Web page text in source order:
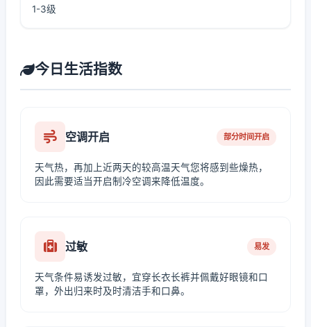
1-3级
今日生活指数
空调开启 部分时间开启
天气热，再加上近两天的较高温天气您将感到些燥热，
因此需要适当开启制冷空调来降低温度。
过敏 易发
天气条件易诱发过敏，宜穿长衣长裤并佩戴好眼镜和口
罩，外出归来时及时清洁手和口鼻。